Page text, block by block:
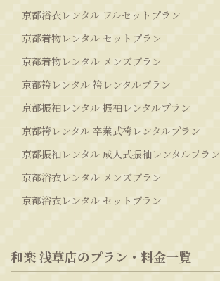
京都浴衣レンタル フルセットプラン
京都着物レンタル セットプラン
京都着物レンタル メンズプラン
京都袴レンタル 袴レンタルプラン
京都振袖レンタル 振袖レンタルプラン
京都袴レンタル 卒業式袴レンタルプラン
京都振袖レンタル 成人式振袖レンタルプラン
京都浴衣レンタル メンズプラン
京都浴衣レンタル セットプラン
和楽 浅草店のプラン・料金一覧